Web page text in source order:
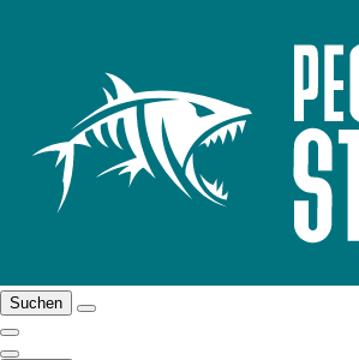
Suchen